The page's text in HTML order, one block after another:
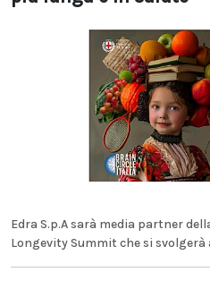
Edra S.p.A sarà media partner
Longevity Summit che si svolgerà